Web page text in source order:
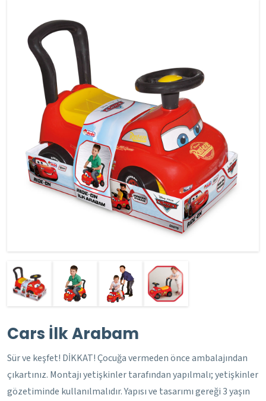
Cars İlk Arabam
Sür ve keşfet! DİKKAT! Çocuğa vermeden önce ambalajından
çıkartınız. Montajı yetişkinler tarafından yapılmalı; yetişkinler
gözetiminde kullanılmalıdır. Yapısı ve tasarımı gereği 3 yaşın